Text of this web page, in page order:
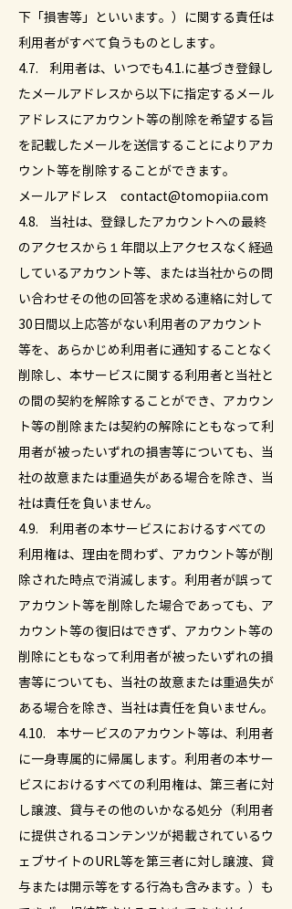
下「損害等」といいます。）に関する責任は
利用者がすべて負うものとします。
4.7. 利用者は、いつでも4.1.に基づき登録し
たメールアドレスから以下に指定するメール
アドレスにアカウント等の削除を希望する旨
を記載したメールを送信することによりアカ
ウント等を削除することができます。
メールアドレス contact@tomopiia.com
4.8. 当社は、登録したアカウントへの最終
のアクセスから１年間以上アクセスなく経過
しているアカウント等、または当社からの問
い合わせその他の回答を求める連絡に対して
30日間以上応答がない利用者のアカウント
等を、あらかじめ利用者に通知することなく
削除し、本サービスに関する利用者と当社と
の間の契約を解除することができ、アカウン
ト等の削除または契約の解除にともなって利
用者が被ったいずれの損害等についても、当
社の故意または重過失がある場合を除き、当
社は責任を負いません。
4.9. 利用者の本サービスにおけるすべての
利用権は、理由を問わず、アカウント等が削
除された時点で消滅します。利用者が誤って
アカウント等を削除した場合であっても、ア
カウント等の復旧はできず、アカウント等の
削除にともなって利用者が被ったいずれの損
害等についても、当社の故意または重過失が
ある場合を除き、当社は責任を負いません。
4.10. 本サービスのアカウント等は、利用者
に一身専属的に帰属します。利用者の本サー
ビスにおけるすべての利用権は、第三者に対
し譲渡、貸与その他のいかなる処分（利用者
に提供されるコンテンツが掲載されているウ
ェブサイトのURL等を第三者に対し譲渡、貸
与または開示等をする行為も含みます。）も